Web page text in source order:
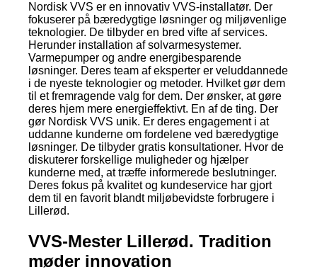
Nordisk VVS er en innovativ VVS-installatør. Der
fokuserer på bæredygtige løsninger og miljøvenlige
teknologier. De tilbyder en bred vifte af services.
Herunder installation af solvarmesystemer.
Varmepumper og andre energibesparende
løsninger. Deres team af eksperter er veluddannede
i de nyeste teknologier og metoder. Hvilket gør dem
til et fremragende valg for dem. Der ønsker, at gøre
deres hjem mere energieffektivt. En af de ting. Der
gør Nordisk VVS unik. Er deres engagement i at
uddanne kunderne om fordelene ved bæredygtige
løsninger. De tilbyder gratis konsultationer. Hvor de
diskuterer forskellige muligheder og hjælper
kunderne med, at træffe informerede beslutninger.
Deres fokus på kvalitet og kundeservice har gjort
dem til en favorit blandt miljøbevidste forbrugere i
Lillerød.
VVS-Mester Lillerød. Tradition
møder innovation